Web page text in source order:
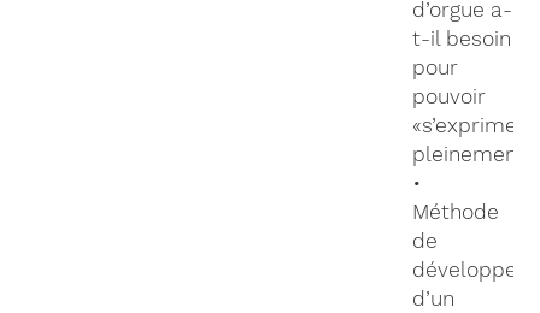
d’orgue a-
t-il besoin
pour
pouvoir
«s’exprimer»
pleinement?
•
Méthode
de
d’un